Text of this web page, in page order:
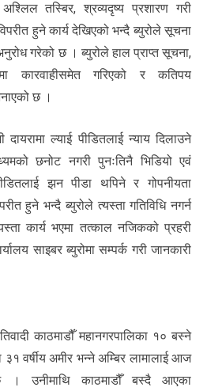
तस्बिर, श्रव्यदृष्य प्रशारण गरी
हुने कार्य देखिएको भन्दै ब्युरोले सूचना
गरेको छ । ब्युरोले हाल प्राप्त सूचना,
कारवाहीसमेत गरिएको र कतिपय
छ ।
दायरामा ल्याई पीडितलाई न्याय दिलाउने
छनोट नगरी पुनःतिनै भिडियो एवं
झन पीडा थपिने र गोपनीयता
हुने भन्दै ब्युरोले त्यस्ता गतिविधि नगर्न
कार्य भएमा तत्काल नजिकको प्रहरी
साइबर ब्युरोमा सम्पर्क गरी जानकारी
काठमाडौँ महानगरपालिका १० बस्ने
३१ वर्षीय अमीर भन्ने अम्बिर लामालाई आज
। उनीमाथि काठमाडौँ बस्दै आएका